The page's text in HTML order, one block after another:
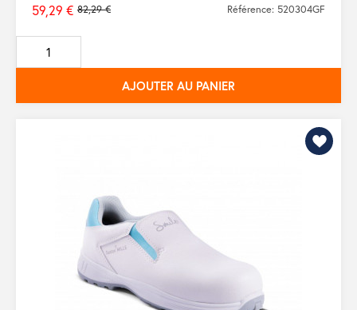
Prix
de
base
82,29 €
59,29 € Référence: 520304GF
AJOUTER AU PANIER